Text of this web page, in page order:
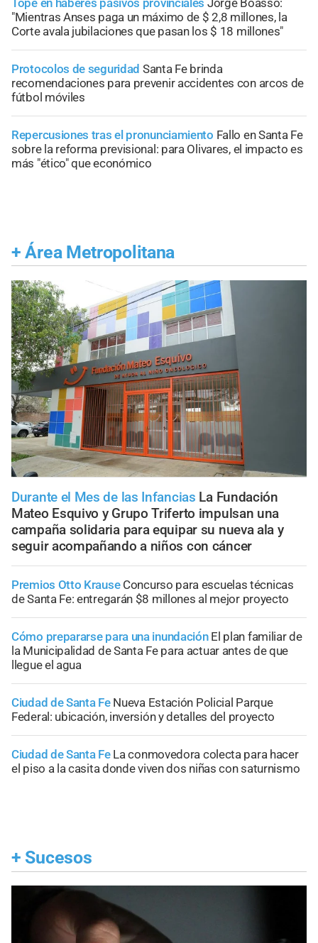
"Mientras Anses paga un máximo de $ 2,8 millones, la
Corte avala jubilaciones que pasan los $ 18 millones"
Protocolos de seguridad Santa Fe brinda
recomendaciones para prevenir accidentes con arcos de
fútbol móviles
Repercusiones tras el pronunciamiento Fallo en Santa Fe
sobre la reforma previsional: para Olivares, el impacto es
más "ético" que económico
+ Área Metropolitana
Durante el Mes de las Infancias La Fundación
Mateo Esquivo y Grupo Triferto impulsan una
campaña solidaria para equipar su nueva ala y
seguir acompañando a niños con cáncer
Premios Otto Krause Concurso para escuelas técnicas
de Santa Fe: entregarán $8 millones al mejor proyecto
Cómo prepararse para una inundación El plan familiar de
la Municipalidad de Santa Fe para actuar antes de que
llegue el agua
Ciudad de Santa Fe Nueva Estación Policial Parque
Federal: ubicación, inversión y detalles del proyecto
Ciudad de Santa Fe La conmovedora colecta para hacer
el piso a la casita donde viven dos niñas con saturnismo
+ Sucesos